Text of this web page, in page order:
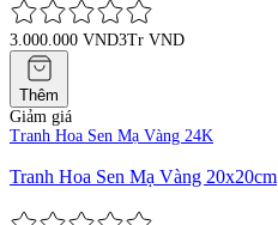
3.000.000 VND3Tr VND
Thêm
Giảm giá
Tranh Hoa Sen Mạ Vàng 24K
Tranh Hoa Sen Mạ Vàng 20x20cm